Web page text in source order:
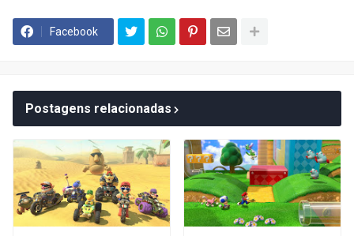
Facebook
Postagens relacionadas